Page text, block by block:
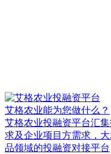
艾格农业能为您做什么？
艾格农业投融资平台汇
求及企业项目方需求，
品领域的投融资对接平台